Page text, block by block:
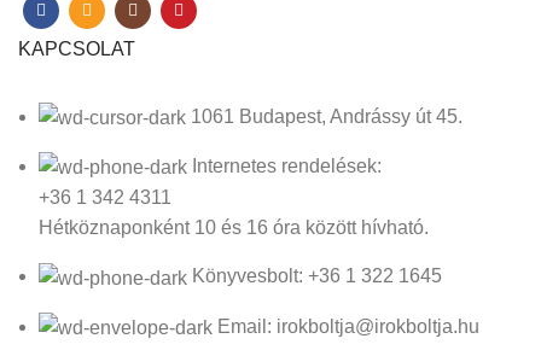
KAPCSOLAT
1061 Budapest, Andrássy út 45.
Internetes rendelések:
+36 1 342 4311
Hétköznaponként 10 és 16 óra között hívható.
Könyvesbolt: +36 1 322 1645
Email: irokboltja@irokboltja.hu